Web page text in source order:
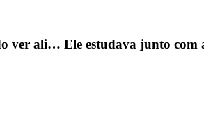
ver ali… Ele estudava junto com